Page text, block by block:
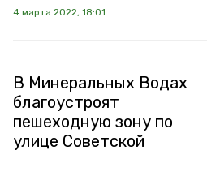
4 марта 2022, 18:01
В Минеральных Водах
благоустроят
пешеходную зону по
улице Советской